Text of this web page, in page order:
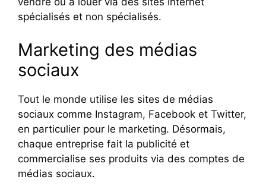
spécialisés et non spécialisés.
Marketing des médias
sociaux
Tout le monde utilise les sites de médias
sociaux comme Instagram, Facebook et Twitter,
en particulier pour le marketing. Désormais,
chaque entreprise fait la publicité et
commercialise ses produits via des comptes de
médias sociaux.